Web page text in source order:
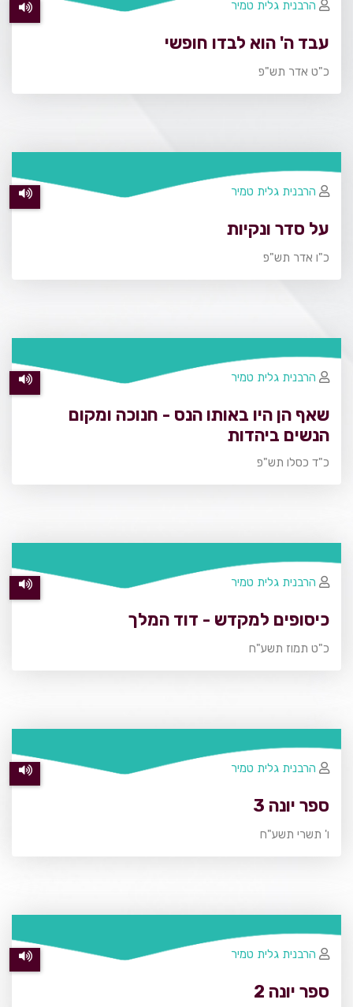
עבד ה' הוא לבדו חופשי
כ"ט אדר תש"פ
הרבנית גלית טמיר
על סדר ונקיות
כ"ו אדר תש"פ
הרבנית גלית טמיר
שאף הן היו באותו הנס - חנוכה ומקום
הנשים ביהדות
כ"ד כסלו תש"פ
הרבנית גלית טמיר
כיסופים למקדש - דוד המלך
כ"ט תמוז תשע"ח
הרבנית גלית טמיר
ספר יונה 3
ו' תשרי תשע"ח
הרבנית גלית טמיר
ספר יונה 2
הרבנית גלית טמיר